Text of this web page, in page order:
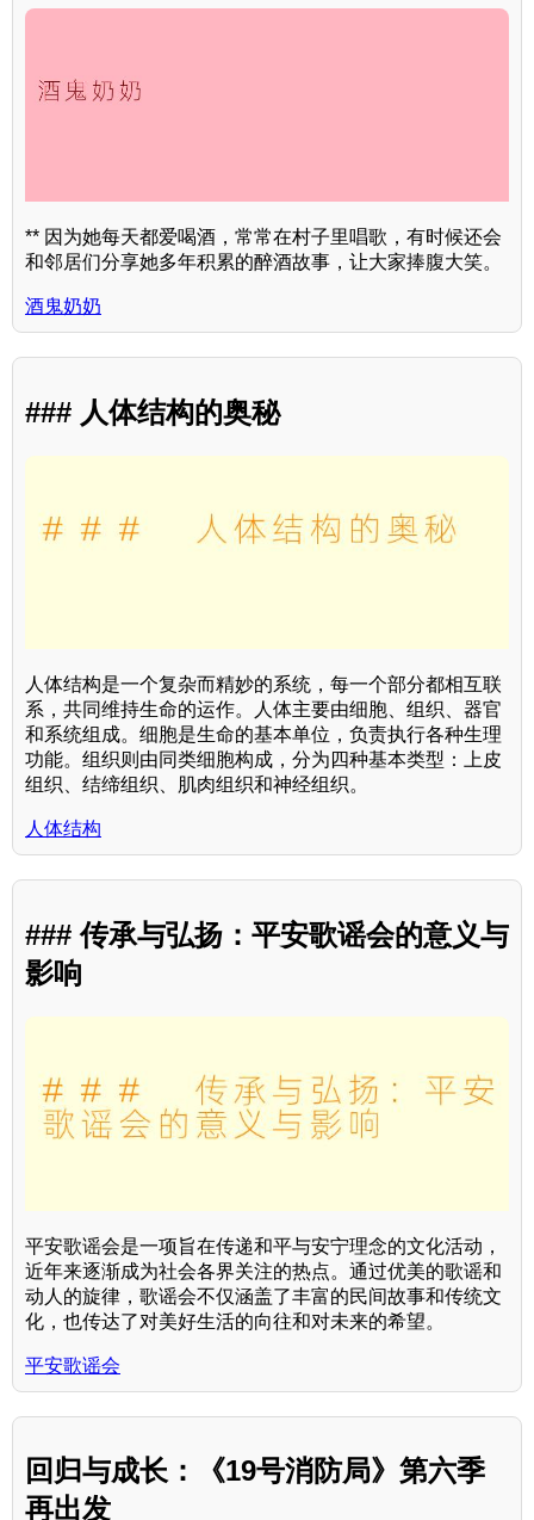
** 因为她每天都爱喝酒，常常在村子里唱歌，有时候还会
和邻居们分享她多年积累的醉酒故事，让大家捧腹大笑。
酒鬼奶奶
### 人体结构的奥秘
人体结构是一个复杂而精妙的系统，每一个部分都相互联
系，共同维持生命的运作。人体主要由细胞、组织、器官
和系统组成。细胞是生命的基本单位，负责执行各种生理
功能。组织则由同类细胞构成，分为四种基本类型：上皮
组织、结缔组织、肌肉组织和神经组织。
人体结构
### 传承与弘扬：平安歌谣会的意义与
影响
平安歌谣会是一项旨在传递和平与安宁理念的文化活动，
近年来逐渐成为社会各界关注的热点。通过优美的歌谣和
动人的旋律，歌谣会不仅涵盖了丰富的民间故事和传统文
化，也传达了对美好生活的向往和对未来的希望。
平安歌谣会
回归与成长：《19号消防局》第六季
再出发